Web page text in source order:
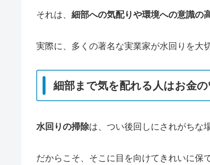
それは、 細部への気配りや環境への意識の
実際に、多くの著名な実業家が水回りを大
細部まで気を配れる人はお金
水回りの掃除は、つい後回しにされがちな
だからこそ、そこに目を向けてきれいに保